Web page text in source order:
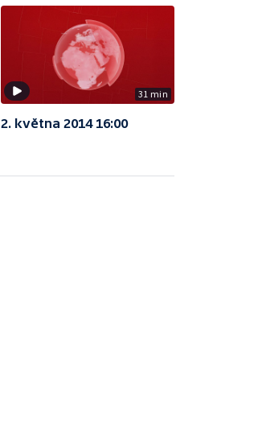
31 min
2. května 2014 16:00